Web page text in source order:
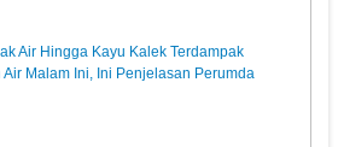
Air Hingga Kayu Kalek Terdampak
Air Malam Ini, Ini Penjelasan Perumda